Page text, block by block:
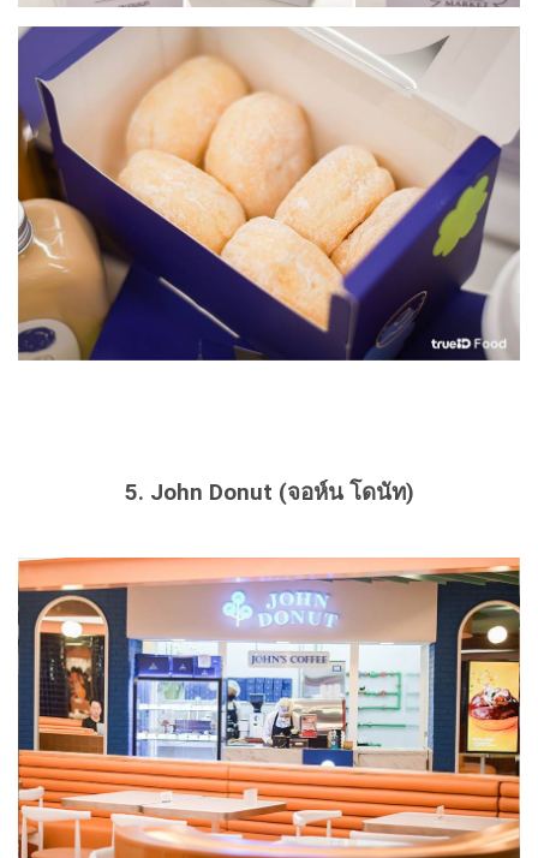
5. John Donut (จอห์น โดนัท)